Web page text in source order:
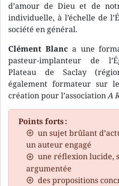
d’amour de Dieu et de
individuelle, à l’échelle de
société en général.
Clément Blanca une
pasteur-implanteur de
Plateau de Saclay
également formateur sur
création pour l’associationA
Points forts :
un sujet brûlant
un auteur engagé
une réflexion lucide,
argumentée
des propositions